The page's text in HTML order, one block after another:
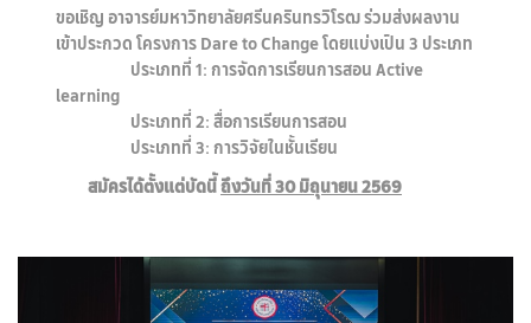
ขอเชิญ อาจารย์มหาวิทยาลัยศรีนครินทรวิโรฒ ร่วมส่งผลงาน
เข้าประกวด โครงการ Dare to Change โดยแบ่งเป็น 3 ประเภท
ประเภทที่ 1: การจัดการเรียนการสอน Active
learning
ประเภทที่ 2: สื่อการเรียนการสอน
ประเภทที่ 3: การวิจัยในชั้นเรียน
สมัครได้ตั้งแต่บัดนี้ถึงวันที่ 30 มิถุนายน 2569